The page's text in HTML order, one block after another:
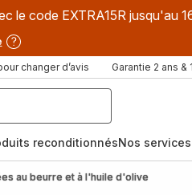
le code EXTRA15R jusqu'au
changer d’avis Garantie 2 ans
reconditionnésNos services
au beurre et à l'huile d'olive